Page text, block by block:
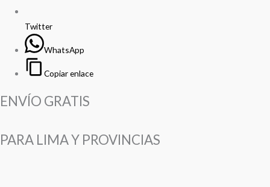
Twitter
WhatsApp
Copiar enlace
ENVÍO GRATIS
PARA LIMA Y PROVINCIAS